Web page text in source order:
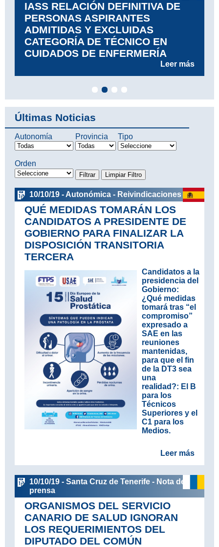
IASS RELACIÓN DEFINITIVA DE
PERSONAS ASPIRANTES
ADMITIDAS Y EXCLUIDAS
CATEGORÍA DE TÉCNICO EN
CUIDADOS DE ENFERMERÍA
Leer más
Últimas Noticias
Autonomía Provincia Tipo
Orden
10/10/19 - Autonómica - Reivindicaciones
QUÉ MEDIDAS TOMARÁN LOS
CANDIDATOS A PRESIDENTE DE
GOBIERNO PARA FINALIZAR LA
DISPOSICIÓN TRANSITORIA
TERCERA
Candidatos a la
presidencia del
Gobierno:
¿Qué medidas
tomará tras “el
compromiso”
expresado a
SAE en las
reuniones
mantenidas,
para que el fin
de la DT3 sea
una
realidad?: El B
para los
Técnicos
Superiores y el
C1 para los
Medios.
Leer más
10/10/19 - Santa Cruz de Tenerife - Nota de
prensa
ORGANISMOS DEL SERVICIO
CANARIO DE SALUD IGNORAN
LOS REQUERIMIENTOS DEL
DIPUTADO DEL COMÚN